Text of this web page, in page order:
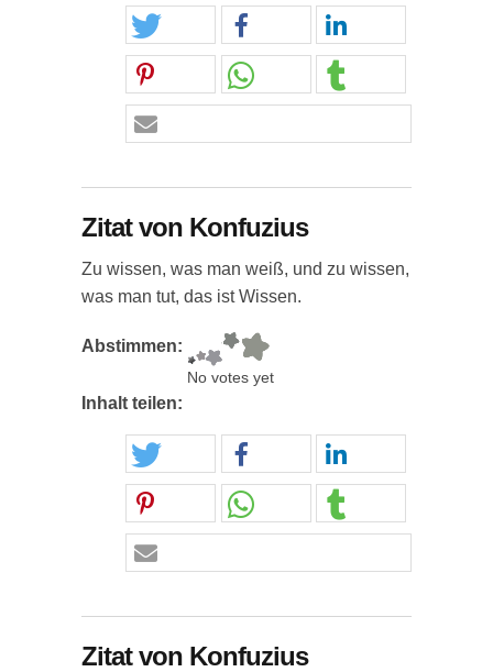
Zitat von Konfuzius
Zu wissen, was man weiß, und zu wissen,
was man tut, das ist Wissen.
Abstimmen:
No votes yet
Inhalt teilen:
Zitat von Konfuzius